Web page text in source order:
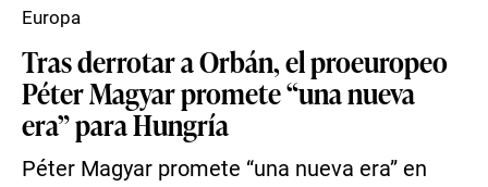
Tras derrotar a Orbán, el proeuropeo
Péter Magyar promete “una nueva
era” para Hungría
Péter Magyar promete “una nueva era” en
Europa